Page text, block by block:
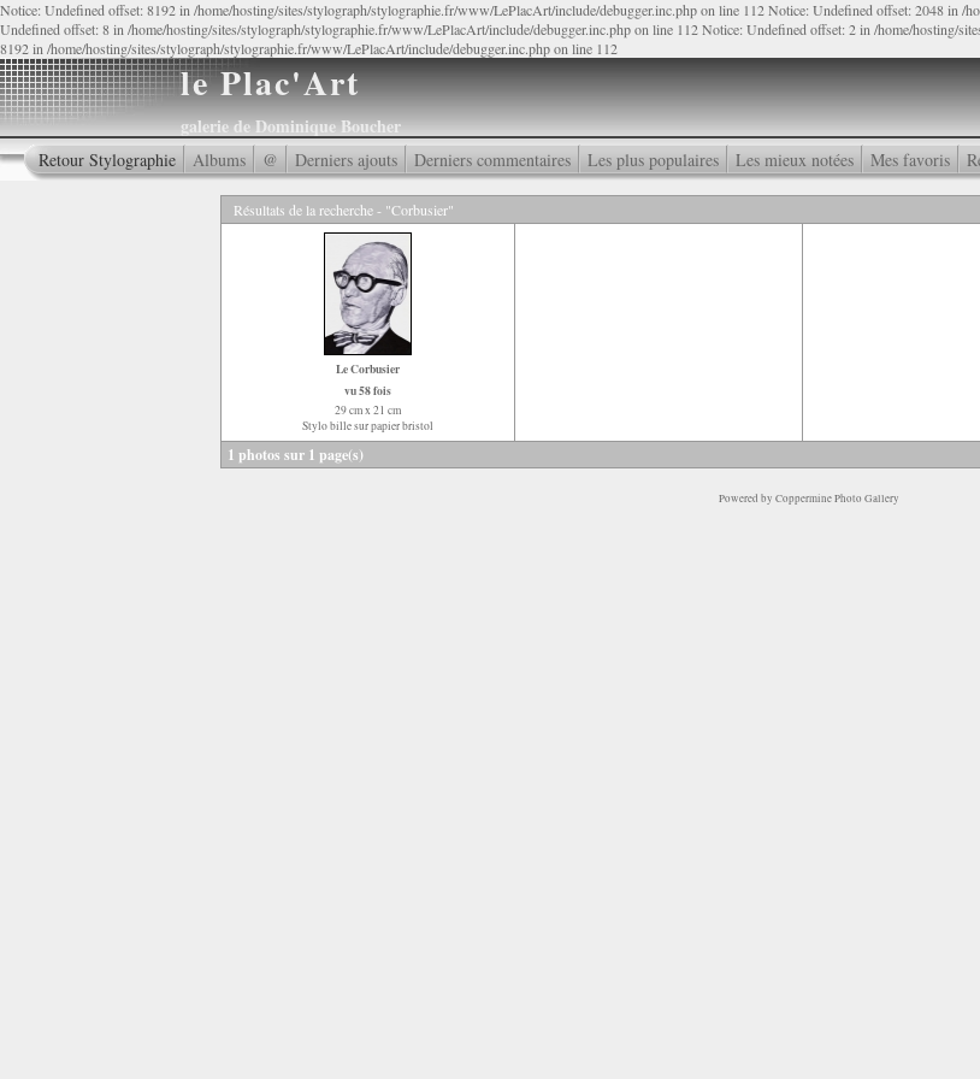
Notice: Undefined offset: 8192 in /home/hosting/sites/stylograph/stylographie.fr/www/LePlacArt/include/debugger.inc.php on line 112 Notice: Undefined offset: 2048 in
Undefined offset: 8 in /home/hosting/sites/stylograph/stylographie.fr/www/LePlacArt/include/debugger.inc.php on line 112 Notice: Undefined offset: 2 in /home/hosting/
8192 in /home/hosting/sites/stylograph/stylographie.fr/www/LePlacArt/include/debugger.inc.php on line 112
le Plac'Art
galerie de Dominique Boucher
Retour Stylographie Albums @ Derniers ajouts Derniers commentaires Les plus populaires Les mieux notées Mes favoris
Résultats de la recherche - "Corbusier"
Le Corbusier
vu 58 fois
29 cm x 21 cm
Stylo bille sur papier bristol
1 photos sur 1 page(s)
Powered by Coppermine Photo Gallery